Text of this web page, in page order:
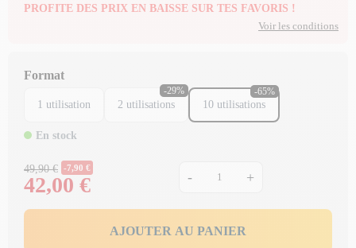
PROFITE DES PRIX EN BAISSE SUR TES FAVORIS !
Voir les conditions
Format
1 utilisation
-29%
2 utilisations
-65%
10 utilisations
En stock
Prix Normal
49,90 € -7,90 €
Prix
42,00 € - +
AJOUTER AU PANIER